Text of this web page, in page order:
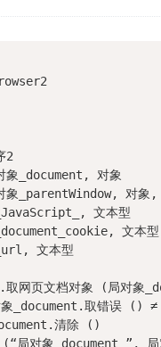
2
象_document, 对象
象_parentWindow, 对
文本型
文本型
文本型
取网页文档对象 (局对象
_document.取错误 () ≠
清除 ()
对象_document ”, 局